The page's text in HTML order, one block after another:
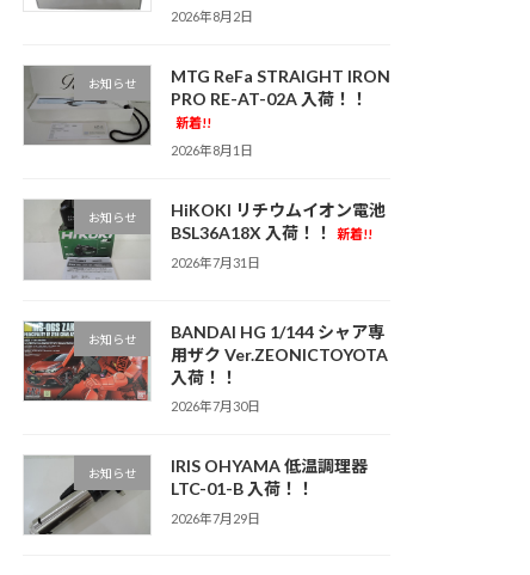
2026年8月2日
お知らせ
MTG ReFa STRAIGHT IRON
PRO RE-AT-02A 入荷！！
新着!!
2026年8月1日
お知らせ
HiKOKI リチウムイオン電池
BSL36A18X 入荷！！
新着!!
2026年7月31日
お知らせ
BANDAI HG 1/144 シャア専
用ザク Ver.ZEONICTOYOTA
入荷！！
2026年7月30日
お知らせ
IRIS OHYAMA 低温調理器
LTC-01-B 入荷！！
2026年7月29日